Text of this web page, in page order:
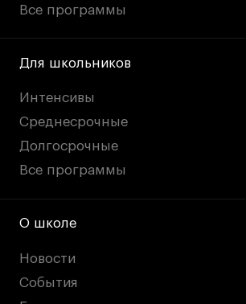
Все программы
Для школьников
Интенсивы
Среднесрочные
Долгосрочные
Все программы
О школе
Новости
События